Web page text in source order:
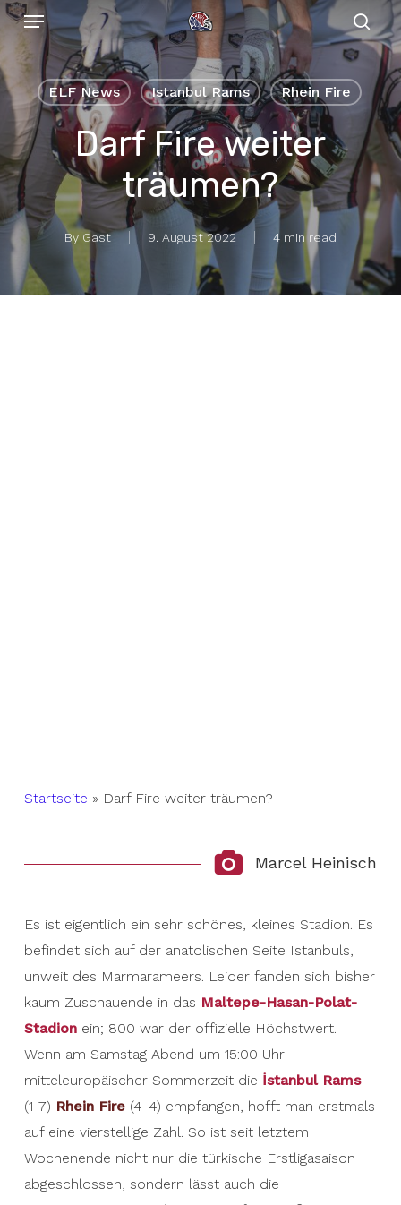
Skip
main
content
Menu
ELF News Istanbul Rams Rhein Fire
Darf Fire weiter
träumen?
By Gast 9. August 2022 4 min read
Startseite » Darf Fire weiter träumen?
Marcel Heinisch
Es ist eigentlich ein sehr schönes, kleines Stadion. Es
befindet sich auf der anatolischen Seite Istanbuls,
unweit des Marmarameers. Leider fanden sich bisher
kaum Zuschauende in das Maltepe-Hasan-Polat-
Stadionein; 800 war der offizielle Höchstwert.
Wenn am Samstag Abend um 15:00 Uhr
mitteleuropäischer Sommerzeit die İstanbul Rams
(1-7) Rhein Fire(4-4) empfangen, hofft man erstmals
auf eine vierstellige Zahl. So ist seit letztem
Wochenende nicht nur die türkische Erstligasaison
abgeschlossen, sondern lässt auch die